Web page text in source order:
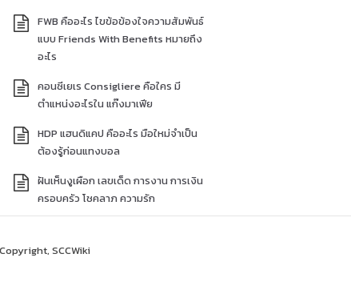
FWB คืออะไร ไขข้อข้องใจความสัมพันธ์
แบบ Friends With Benefits หมายถึง
อะไร
คอนซีเยเร Consigliere คือใคร มี
ตำแหน่งอะไรใน แก๊งมาเฟีย
HDP แฮนดิแคป คืออะไร มือใหม่จำเป็น
ต้องรู้ก่อนแทงบอล
ฝันเห็นงูเผือก เลขเด็ด การงาน การเงิน
ครอบครัว โชคลาภ ความรัก
SCCWiki